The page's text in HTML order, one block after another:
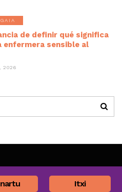
de definir qué significa
enfermera sensible al
2026
Itxi